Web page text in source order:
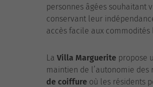
personnes âgées souhaitant
conservant leur
accès facile aux
La Villa Marguerite propose
maintien de l’autonomie
de coiffure où les résidents